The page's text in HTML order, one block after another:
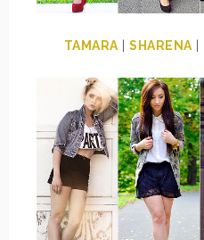
TAMARA |SHARENA